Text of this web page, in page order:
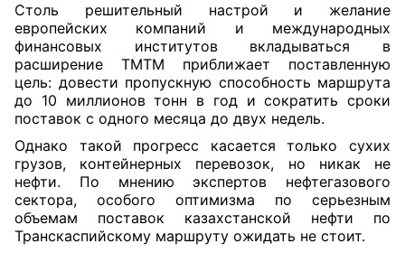
Столь решительный настрой и желание
европейских компаний и международных
финансовых институтов вкладываться в
расширение ТМТМ приближает поставленную
цель: довести пропускную способность маршрута
до 10 миллионов тонн в год и сократить сроки
поставок с одного месяца до двух недель.
Однако такой прогресс касается только сухих
грузов, контейнерных перевозок, но никак не
нефти. По мнению экспертов нефтегазового
сектора, особого оптимизма по серьезным
объемам поставок казахстанской нефти по
Транскаспийскому маршруту ожидать не стоит.